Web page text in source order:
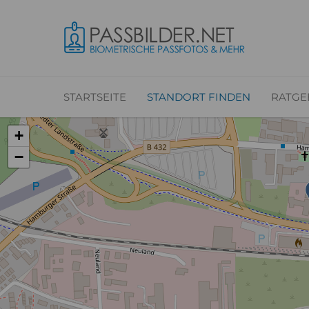
STARTSEITE STANDORT FINDEN
+
−